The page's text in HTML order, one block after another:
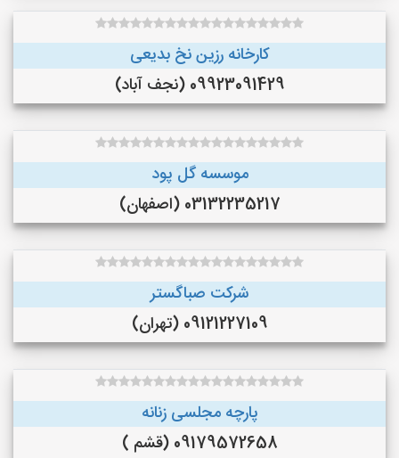
کارخانه رزین نخ بدیعی
09923091429 (نجف‌ آباد)
موسسه گل پود
03132235217 (اصفهان)
شرکت صباگستر
09121227109 (تهران)
پارچه مجلسی زنانه
09179572658 (قشم )